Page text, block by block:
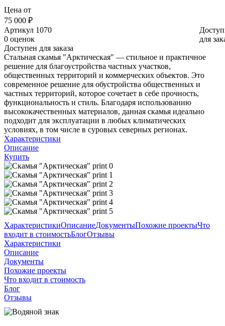
Цена от
75 000 ₽
для
Артикул 1070
0 оценок
Доступен для заказа
Стальная скамья "Арктическая" — стильное и практичное
решение для благоустройства частных участков,
общественных территорий и коммерческих объектов. Это
современное решение для обустройства общественных и
частных территорий, которое сочетает в себе прочность,
функциональность и стиль. Благодаря использованию
высококачественных материалов, данная скамья идеально
подходит для эксплуатации в любых климатических
условиях, в том числе в суровых северных регионах.
Характеристики
Описание
Купить
ХарактеристикиОписаниеДокументыПохожие проектыЧто
входит в стоимостьБлогОтзывы
Характеристики
Описание
Документы
Похожие проекты
Что входит в стоимость
Блог
Отзывы